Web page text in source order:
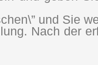
und Sie
Nach der